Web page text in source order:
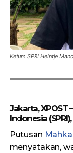
Ketum SPRI Heintje
Jakarta, XPOST
Indonesia
Putusan
menyatakan,